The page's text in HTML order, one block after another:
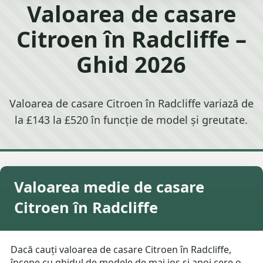
Valoarea de casare
Citroen în Radcliffe –
Ghid 2026
Valoarea de casare Citroen în Radcliffe variază de
la £143 la £520 în funcție de model și greutate.
Valoarea medie de casare
Citroen în Radcliffe
Dacă cauți valoarea de casare Citroen în Radcliffe,